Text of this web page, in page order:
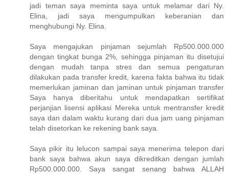
jadi teman saya meminta saya untuk melamar dari Ny.
Elina, jadi saya mengumpulkan keberanian dan
menghubungi Ny. Elina.
Saya mengajukan pinjaman sejumlah Rp500.000.000
dengan tingkat bunga 2%, sehingga pinjaman itu disetujui
dengan mudah tanpa stres dan semua pengaturan
dilakukan pada transfer kredit, karena fakta bahwa itu tidak
memerlukan jaminan dan jaminan untuk pinjaman transfer
Saya hanya diberitahu untuk mendapatkan sertifikat
perjanjian lisensi aplikasi Mereka untuk mentransfer kredit
saya dan dalam waktu kurang dari dua jam uang pinjaman
telah disetorkan ke rekening bank saya.
Saya pikir itu lelucon sampai saya menerima telepon dari
bank saya bahwa akun saya dikreditkan dengan jumlah
Rp500.000.000. Saya sangat senang bahwa ALLAH